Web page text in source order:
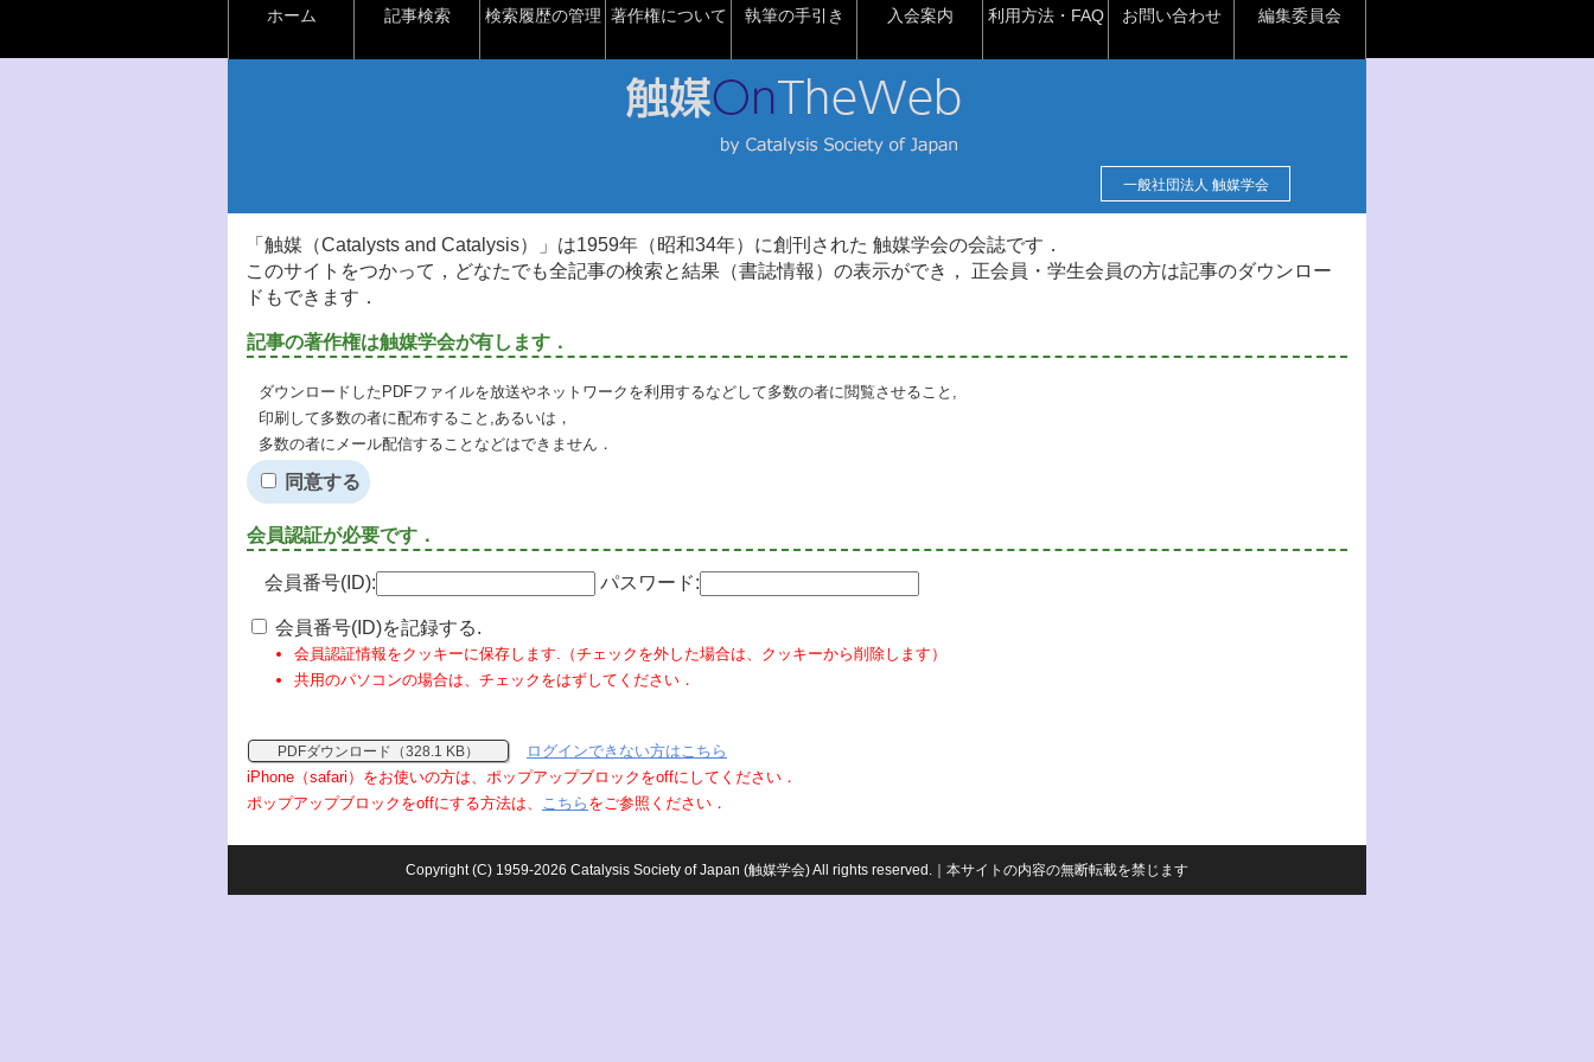
ホーム 記事検索 検索履歴の管理 著作権について 執筆の手引き 入会案内 利用方法・FAQ お問い合わせ 編集委員会
一般社団法人 触媒学会
「触媒（Catalysts and Catalysis）」は1959年（昭和34年）に創刊された 触媒学会の会誌です．
このサイトをつかって，どなたでも全記事の検索と結果（書誌情報）の表示ができ， 正会員・学生会員の方は記事のダウンロー
ドもできます．
記事の著作権は触媒学会が有します．
ダウンロードしたPDFファイルを放送やネットワークを利用するなどして多数の者に閲覧させること,
印刷して多数の者に配布すること,あるいは，
多数の者にメール配信することなどはできません．
同意する
会員認証が必要です．
会員番号(ID): パスワード:
会員番号(ID)を記録する.
会員認証情報をクッキーに保存します.（チェックを外した場合は、クッキーから削除します）
共用のパソコンの場合は、チェックをはずしてください．
PDFダウンロード（328.1 KB）
ログインできない方はこちら
iPhone（safari）をお使いの方は、ポップアップブロックをoffにしてください．
ポップアップブロックをoffにする方法は、 こちら をご参照ください．
Copyright (C) 1959-2026 Catalysis Society of Japan (触媒学会) All rights reserved.｜本サイトの内容の無断転載を禁じます